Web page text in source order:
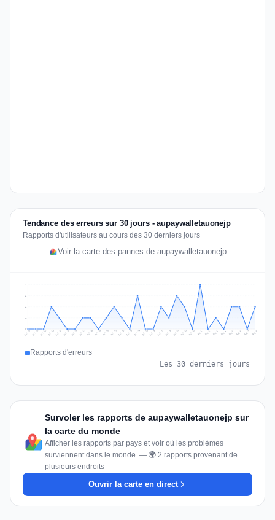
Tendance des erreurs sur 30 jours - aupaywalletauonejp
Rapports d'utilisateurs au cours des 30 derniers jours
Voir la carte des pannes de aupaywalletauonejp
1
2
3
4
Jul 10 Jul 11 Jul 12 Jul 13 Jul 14 Jul 15 Jul 16 Jul 17 Jul 18 Jul 19 Jul 20 Jul 21 Jul 22 Jul 23 Jul 24 Jul 25 Jul 26 Jul 27 Jul 28 Jul 29 Jul 30 Jul 31 Aug 1 Aug 2 Aug 3 Aug 4 Aug 5 Aug 6 Aug 7 Aug 8
Rapports d'erreurs
Les 30 derniers jours
Survoler les rapports de aupaywalletauonejp sur
la carte du monde
Afficher les rapports par pays et voir où les problèmes
surviennent dans le monde. — 🌍 2 rapports provenant de
plusieurs endroits
Ouvrir la carte en direct